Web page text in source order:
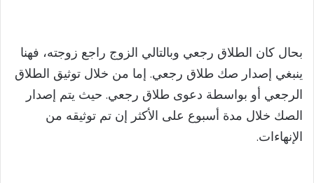
بحال كان الطلاق رجعي وبالتالي الزوج راجع زوجته، فهنا
ينبغي إصدار صك طلاق رجعي. إما من خلال توثيق الطلاق
الرجعي أو بواسطة دعوى طلاق رجعي. حيث يتم إصدار
الصك خلال مدة أسبوع على الأكثر إن تم توثيقه من
الإنهاءات.